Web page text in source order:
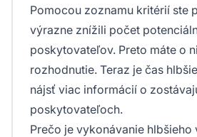
Pomocou zoznamu kritérií ste
výrazne znížili počet
poskytovateľov. Preto máte o
rozhodnutie. Teraz je čas
nájsť viac informácií o
poskytovateľoch.
Prečo je vykonávanie hlbšieho